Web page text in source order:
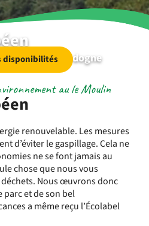
| Belvès | Dordogne
disponibilités
au le Moulin
renouvelable. Les mesures
d’éviter le gaspillage. Cela ne
ne se font jamais au
chose que nous vous
Nous œuvrons donc
parc et de son bel
a même reçu l’Écolabel